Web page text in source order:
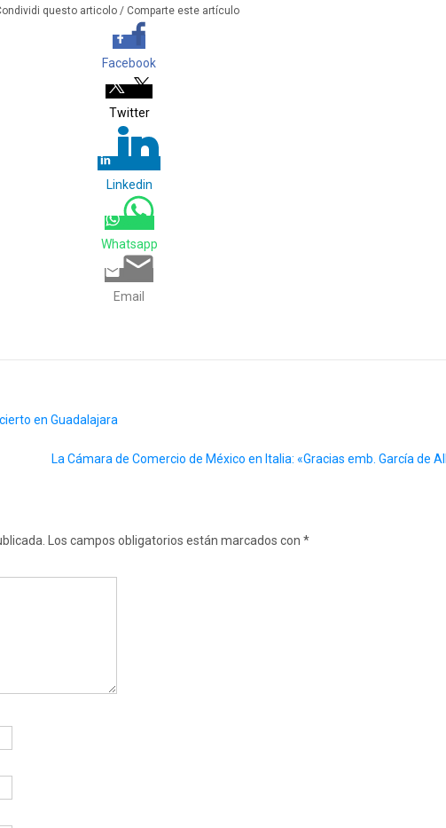
questo articolo / Comparte este artículo
Facebook
Twitter
Linkedin
Whatsapp
Email
en Guadalajara
La Cámara de Comercio de México en Italia: «Gracias emb. García de
Los campos obligatorios están marcados con *